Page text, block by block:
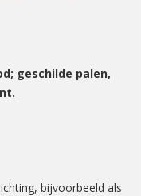
geschilde palen,
bijvoorbeeld als